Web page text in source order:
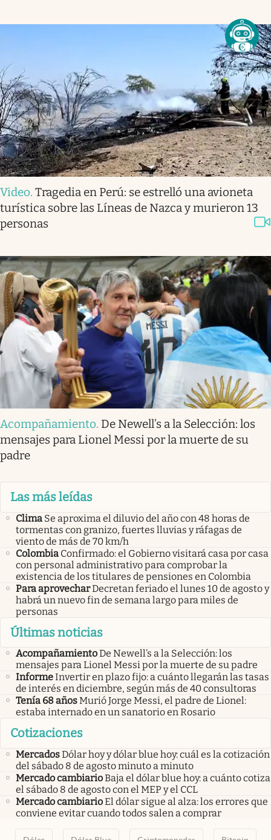
Video. Tragedia en Perú: se estrelló una avioneta
turística sobre las Líneas de Nazca y murieron 13
personas
Acompañamiento. De Newell’s a la Selección: los
mensajes para Lionel Messi por la muerte de su
padre
Las más leídas
Clima Se aproxima el diluvio del año con 48 horas de
tormentas con granizo, fuertes lluvias y ráfagas de
viento de más de 70 km/h
Colombia Confirmado: el Gobierno visitará casa por casa
con personal administrativo para comprobar la
existencia de los titulares de pensiones en Colombia
Para aprovecharDecretan feriado el lunes 10 de agosto y
habrá un nuevo fin de semana largo para miles de
personas
Últimas noticias
AcompañamientoDe Newell’s a la Selección: los
mensajes para Lionel Messi por la muerte de su padre
InformeInvertir en plazo fijo: a cuánto llegarán las tasas
de interés en diciembre, según más de 40 consultoras
Tenía 68 añosMurió Jorge Messi, el padre de Lionel:
estaba internado en un sanatorio en Rosario
Cotizaciones
MercadosDólar hoy y dólar blue hoy: cuál es la cotización
del sábado 8 de agosto minuto a minuto
Mercado cambiarioBaja el dólar blue hoy: a cuánto cotiza
el sábado 8 de agosto con el MEP y el CCL
Mercado cambiarioEl dólar sigue al alza: los errores que
conviene evitar cuando todos salen a comprar